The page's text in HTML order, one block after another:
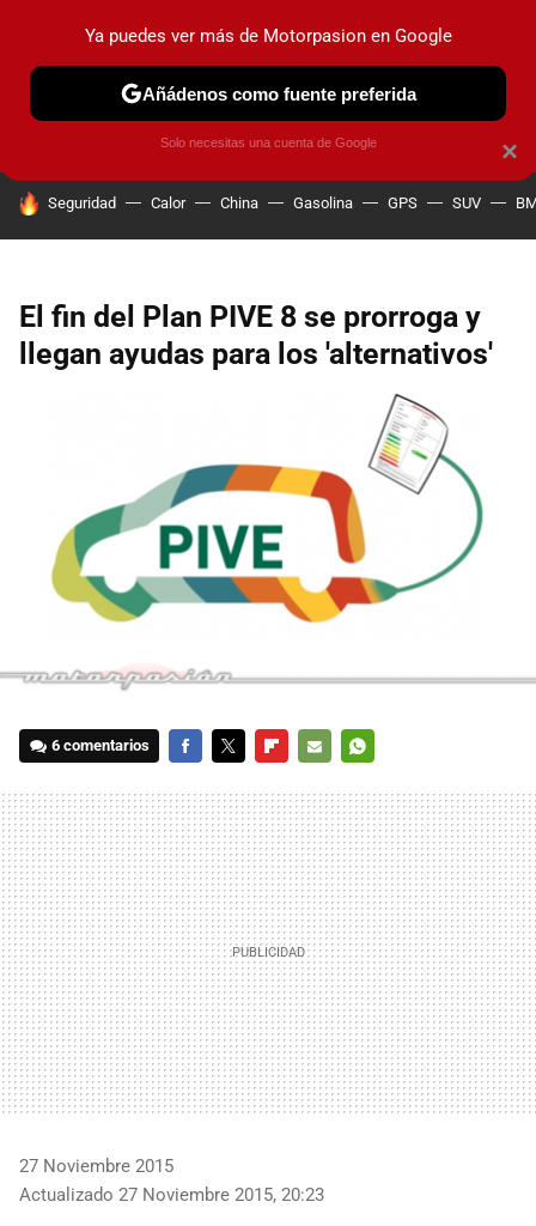
PRUEBAS COCHES ELÉCTRICOS OBSERVATORIO
HOY SE HABLA DE
Seguridad Calor China Gasolina GPS SUV
El fin del Plan PIVE 8 se prorroga y
llegan ayudas para los 'alternativos'
6 comentarios
MAIL
27 Noviembre 2015
Actualizado 27 Noviembre 2015, 20:23
×
Ya puedes ver más de Motorpasion en Google
Añádenos como fuente preferida
Solo necesitas una cuenta de Google